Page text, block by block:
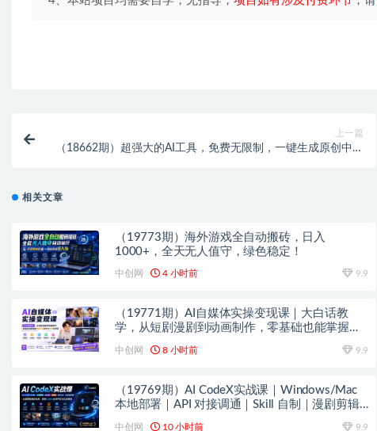
上一篇
（18662期）超强大的AI工具，免费无限制，一键生成原创中视
相关文章
（19773期）海外游戏全自动搬砖，日入
1000+，全天无人值守，绿色稳定！
中创网 4 小时前 9.9
（19771期）AI自媒体实操变现课｜大白话教
学，从短剧漫剧到动画制作，零基础也能掌握爆
中创网 8 小时前 9.9
（19769期）AI CodeX实战课｜Windows/Mac
本地部署｜API 对接调通｜Skill 自制｜漫剧剪辑
中创网 10 小时前 9.9